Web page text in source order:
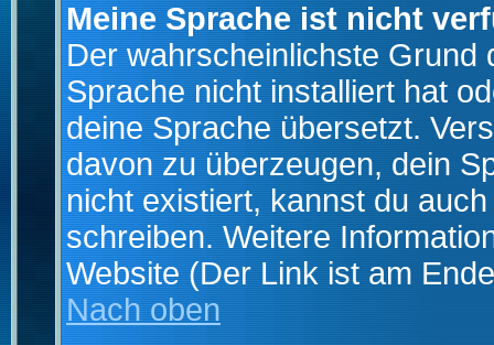
Meine Sprache ist nicht
Der wahrscheinlichste Grund
Sprache nicht installiert hat
deine Sprache übersetzt.
davon zu überzeugen, dein
nicht existiert, kannst du
schreiben. Weitere
Website (Der Link ist am
Nach oben